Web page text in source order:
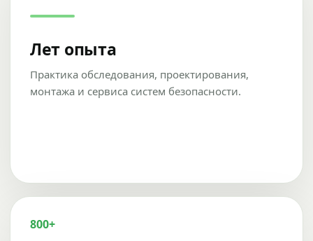
Лет опыта
Практика обследования, проектирования,
монтажа и сервиса систем безопасности.
800+